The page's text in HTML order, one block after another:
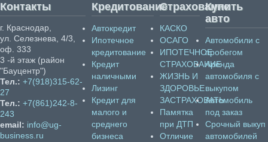
Контакты
г. Краснодар,
ул. Селезнева, 4/3,
оф. 333
3 -й этаж (район
"Бауцентр")
Тел.: +7(918)315-62-
27
Тел.: +7(861)242-8-
243
email: info@ug-
business.ru
Кредитование
Автокредит
Ипотечное
кредитование
Кредит
наличными
Лизинг
Кредит для
малого и
среднего
бизнеса
Страхование
КАСКО
ОСАГО
ИПОТЕЧНОЕ
СТРАХОВАНИЕ
ЖИЗНЬ И
ЗДОРОВЬЕ
ЗАСТРАХОВАТЬ
Памятка
при ДТП
Отличие
Купить
авто
Автомобили с
пробегом
Аренда
автомобиля с
выкупом
Автомобиль
под заказ
Срочный выкуп
автомобилей